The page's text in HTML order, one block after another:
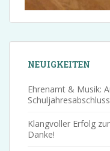
NEUIGKEITEN
Ehrenamt & Musik:
Klangvoller Erfolg
Danke!